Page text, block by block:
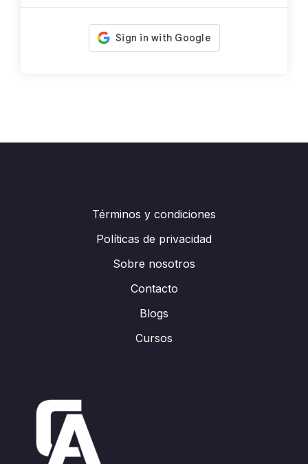
Términos y condiciones
Políticas de privacidad
Sobre nosotros
Contacto
Blogs
Cursos